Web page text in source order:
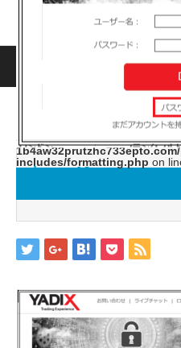
image12
: ltrim() expects
in/home/jwc88/xn--fx-
includes/formatting.php on
image12